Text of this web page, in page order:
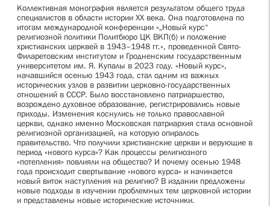
Коллективная монография является результатом общего труда
специалистов в области истории XX века. Она подготовлена по
итогам международной конференции «„Новый курс“
религиозной политики Политбюро ЦК ВКП(б) и положение
христианских церквей в 1943–1948 гг.», проведенной Свято-
Филаретовским институтом и Гродненским государственным
университетом им. Я. Купалы в 2023 году. «Новый курс»,
начавшийся осенью 1943 года, стал одним из важных
исторических узлов в развитии церковно-государственных
отношений в СССР. Было восстановлено патриаршество,
возрождено духовное образование, регистрировались новые
приходы. Изменения коснулись не только православной
церкви, однако именно Московская патриархия стала основной
религиозной организацией, на которую опиралось
правительство. Что получили христианские церкви и верующие в
период «нового курса»? Как процессы религиозного
«потепления» повлияли на общество? И почему осенью 1948
года происходит свертывание «нового курса» и начинается
новый виток наступления на религию? В издании предложены
новые подходы в изучении проблемных тем церковной истории
и представлены новые исторические источники.